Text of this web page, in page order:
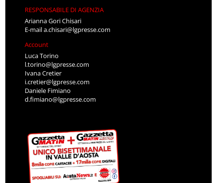
RESPONSABILE DI AGENZIA
Arianna Gori Chisari
E-maila.chisari@lgpresse.com
Account
Luca Torino
l.torino@lgpresse.com
Ivana Cretier
i.cretier@lgpresse.com
Daniele Fimiano
d.fimiano@lgpresse.com